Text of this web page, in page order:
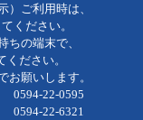
ご利用時は、
ください。
の端末で、
ださい。
願いします。
22-0595
6321